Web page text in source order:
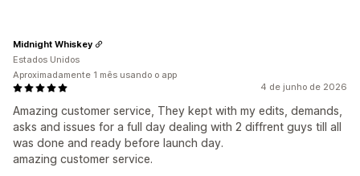
4 de junho de 2026
Amazing customer service, They kept with my edits, demands,
asks and issues for a full day dealing with 2 diffrent guys till all
was done and ready before launch day.
amazing customer service.
Midnight Whiskey
Estados Unidos
Aproximadamente 1 mês usando o app